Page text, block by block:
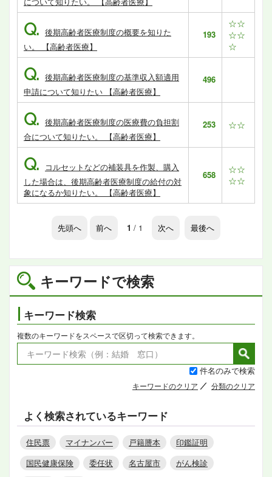
キーワードで検索
キーワード検索
複数のキーワードをスペースで区切って検索できます。
件名のみで検索
キーワードのクリア 分類のクリア
よく検索されているキーワード
住民票 マイナンバー 戸籍謄本
印鑑証明
国民健康保険
委任状 名古屋市
がん検診
Q. 後期高齢者医療制度の概要を知りた
い。 【高齢者医療】
193
☆☆
☆☆
☆
Q. 後期高齢者医療制度の基準収入額適用
申請について知りたい 【高齢者医療】
496
Q. 後期高齢者医療制度の医療費の負担割
合について知りたい。 【高齢者医療】
253 ☆☆
Q.
コルセットなどの補装具を作製、購入
した場合は、後期高齢者医療制度の給付の対
象になるか知りたい。 【高齢者医療】
658
☆☆
☆☆
先頭へ 前へ 1 / 1 次へ 最後へ